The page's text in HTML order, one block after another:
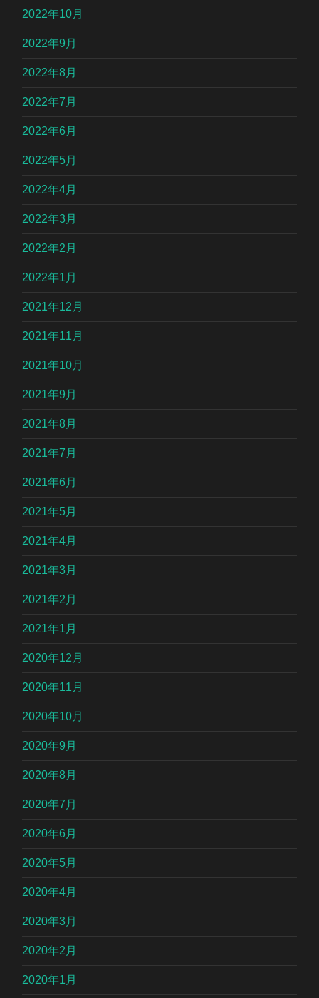
2022年10月
2022年9月
2022年8月
2022年7月
2022年6月
2022年5月
2022年4月
2022年3月
2022年2月
2022年1月
2021年12月
2021年11月
2021年10月
2021年9月
2021年8月
2021年7月
2021年6月
2021年5月
2021年4月
2021年3月
2021年2月
2021年1月
2020年12月
2020年11月
2020年10月
2020年9月
2020年8月
2020年7月
2020年6月
2020年5月
2020年4月
2020年3月
2020年2月
2020年1月